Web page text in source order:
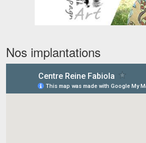
Nos implantations